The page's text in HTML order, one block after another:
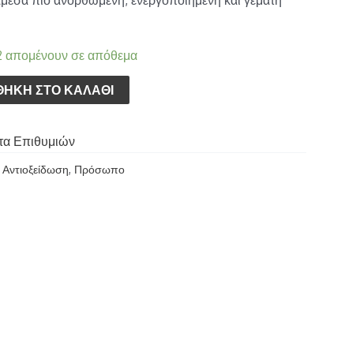
απομένουν σε απόθεμα
ΣΤΟ ΚΑΛΆΘΙ
Επιθυμιών
, Πρόσωπο